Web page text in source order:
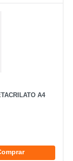
A4